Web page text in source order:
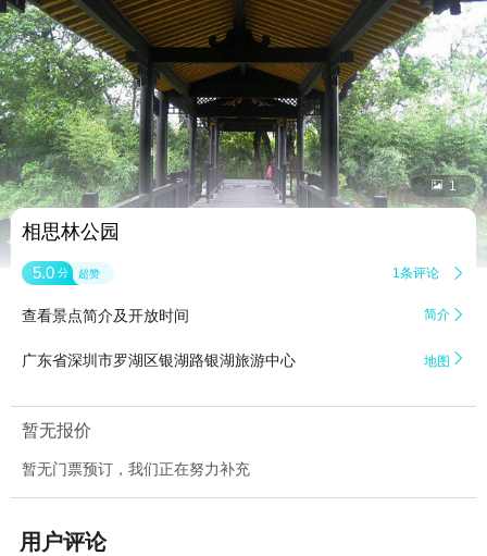
 1
相思林公园
5.0 分 超赞 1条评论 
查看景点简介及开放时间 简介 
广东省深圳市罗湖区银湖路银湖旅游中心 地图 
暂无报价
暂无门票预订，我们正在努力补充
用户评论
